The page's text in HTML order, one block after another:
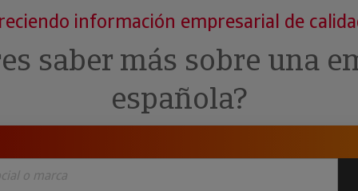
y ERP
· Recuperación de
Pública
Investigada
información empresarial de
saber más sobre una
española?